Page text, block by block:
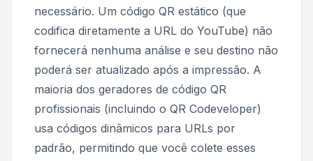
necessário. Um código QR estático (que
codifica diretamente a URL do YouTube) não
fornecerá nenhuma análise e seu destino não
poderá ser atualizado após a impressão. A
maioria dos geradores de código QR
profissionais (incluindo o QR Codeveloper)
usa códigos dinâmicos para URLs por
padrão, permitindo que você colete esses